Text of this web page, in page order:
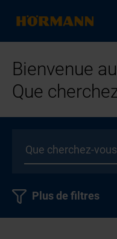
Bienvenue
Que
Plus de filtres